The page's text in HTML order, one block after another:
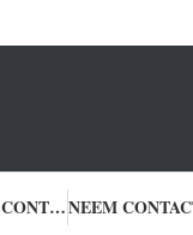
KWALITEITSCONTROLE